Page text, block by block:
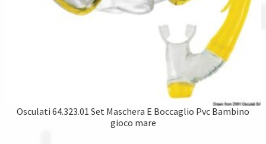
Osculati 64.323.01 Set Maschera E Boccaglio Pvc Bambino
gioco mare